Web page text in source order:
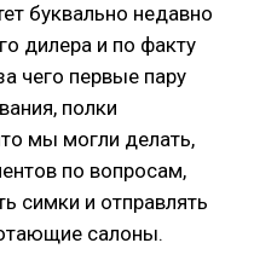
буквально недавно
дилера и по факту
чего первые пару
полки
мы могли делать,
по вопросам,
симки и отправлять
салоны.